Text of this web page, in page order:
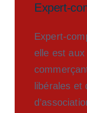
Expert-
Expert-
elle est
libérales et